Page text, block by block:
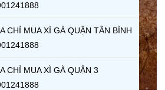
CHỈ MUA XÌ GÀ QUẬN TÂN BÌNH
CHỈ MUA XÌ GÀ QUẬN 3